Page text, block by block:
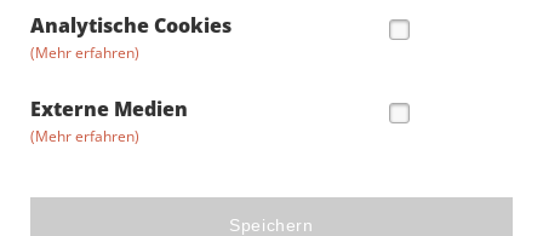
Analytische Cookies
(Mehr erfahren)
Externe Medien
(Mehr erfahren)
Speichern
Stadt *